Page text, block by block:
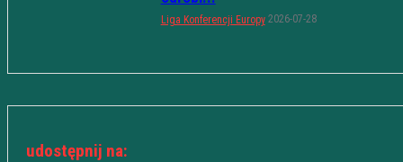
Liga Konferencji Europy 2026-07-28
udostępnij na: